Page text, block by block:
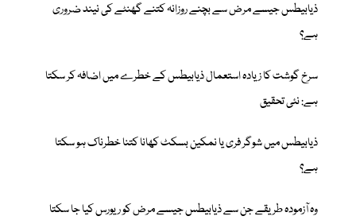
ذیابیطس جیسے مرض سے بچنے روزانہ کتنے گھنٹے کی نیند ضروری
ہے؟
سرخ گوشت کا زیادہ استعمال ذیابیطس کے خطرے میں اضافہ کر سکتا
ہے: نئی تحقیق
ذیابیطس میں شوگر فری یا نمکین بسکٹ کھانا کتنا خطرناک ہو سکتا
ہے؟
وہ آزمودہ طریقے جن سے ذیابیطس جیسے مرض کو ریورس کیا جا سکتا